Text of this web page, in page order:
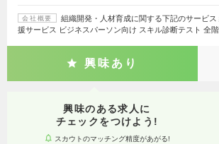
会社概要
組織開発・人材育成に関する下記のサービ
援サービス ビジネスパーソン向け スキル診断テスト 全
興味あり
興味のある求人に
チェックをつけよう!
スカウトのマッチング精度があがる!